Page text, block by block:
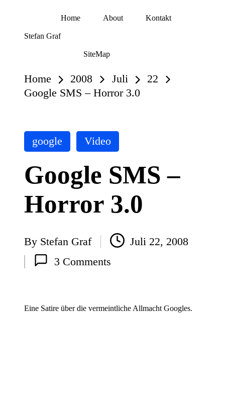
Stefan Graf
Home About Kontakt
SiteMap
Home 2008 Juli
22
Google SMS – Horror 3.0
Posted
in
google Video
Google SMS –
Horror 3.0
Posted
by
By Stefan Graf
Juli 22, 2008
3 Comments
Eine Satire über die vermeintliche Allmacht Googles.